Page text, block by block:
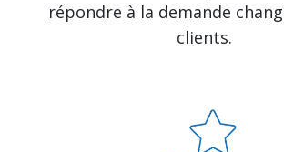
répondre à la demande
clients.